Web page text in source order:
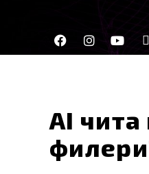
F
a
c
k
I
n
s
a
m
Y
o
u
I
c
t
i
k
AI